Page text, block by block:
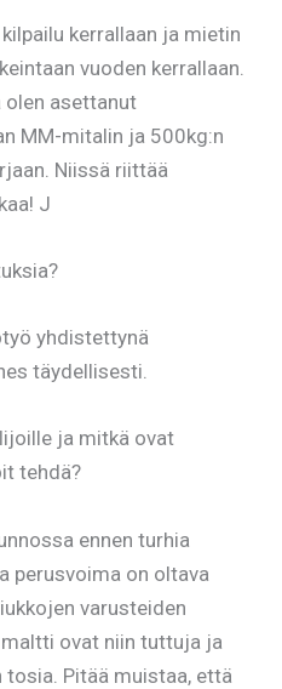
kerrallaan ja mietin
vuoden kerrallaan.
asettanut
MM-mitalin ja 500kg:n
Niissä riittää
J
yhdistettynä
täydellisesti.
ja mitkä ovat
tehdä?
ennen turhia
perusvoima on oltava
varusteiden
ovat niin tuttuja ja
Pitää muistaa, että